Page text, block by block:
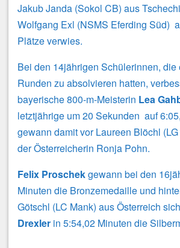
Jakub Janda (Sokol CB) aus
Wolfgang Exl (NSMS Eferding Süd)
Plätze verwies.
Bei den 14jährigen Schülerinnen, die
Runden zu absolvieren hatten,
bayerische 800-m-Meisterin Lea
letztjährige um 20 Sekunden auf
gewann damit vor Laureen Blöchl
der Österreicherin Ronja Pohn.
Felix Proschekgewann bei den
Minuten die Bronzemedaille und
Götschl (LC Mank) aus Österreich
Drexler in 5:54,02 Minuten die